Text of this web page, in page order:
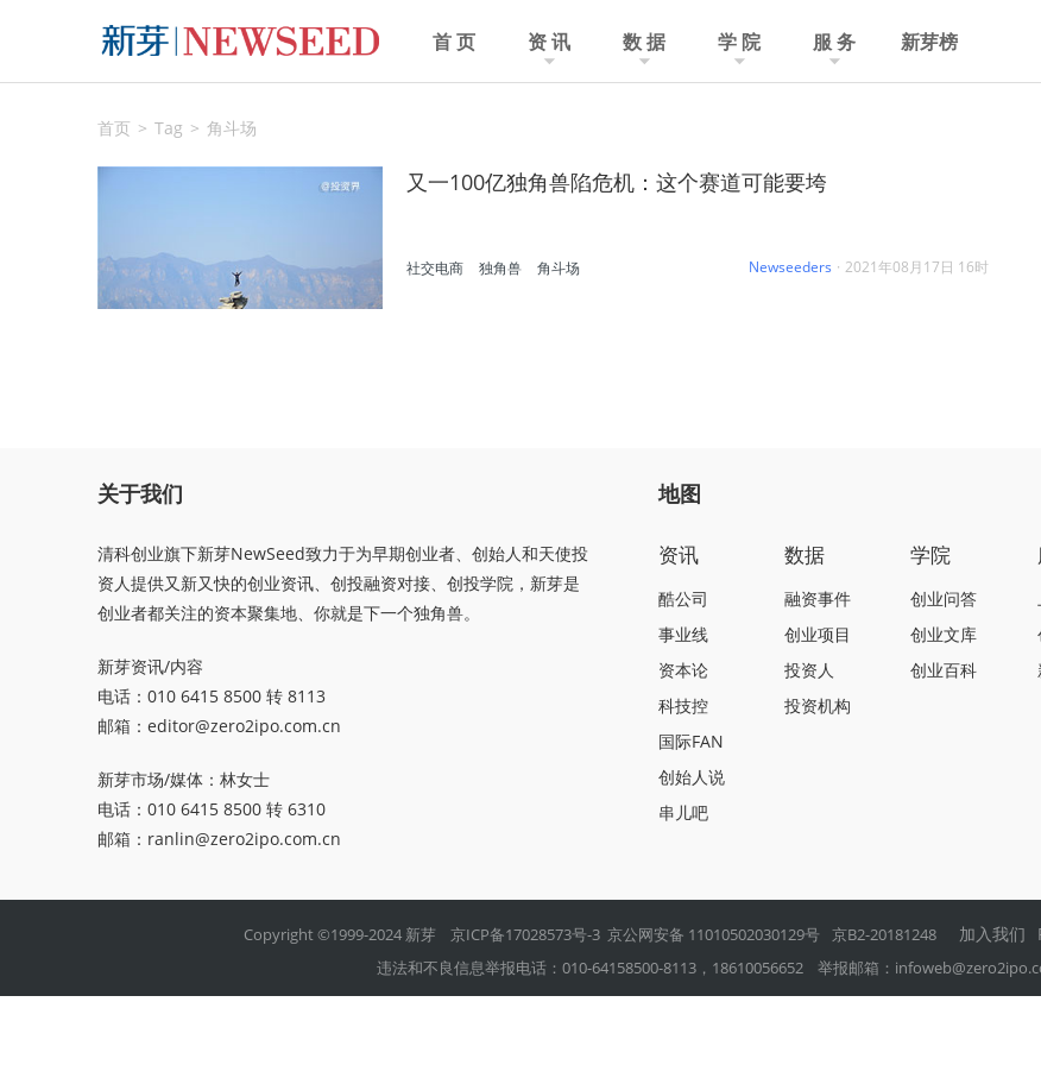
首 页 资 讯 数 据 学 院 服 务 新芽榜
首页 Tag 角斗场
又一100亿独角兽陷危机：这个赛道可能要垮
Newseeders · 2021年08月17日 16时
社交电商 独角兽 角斗场
关于我们
清科创业旗下新芽NewSeed致力于为早期创业者、创始人和天使投
资人提供又新又快的创业资讯、创投融资对接、创投学院，新芽是
创业者都关注的资本聚集地、你就是下一个独角兽。
新芽资讯/内容
电话：010 6415 8500 转 8113
邮箱： editor@zero2ipo.com.cn
新芽市场/媒体：林女士
电话：010 6415 8500 转 6310
邮箱： ranlin@zero2ipo.com.cn
地图
资讯
酷公司
事业线
资本论
科技控
国际FAN
创始人说
串儿吧
数据
融资事件
创业项目
投资人
投资机构
学院
创业问答
创业文库
创业百科
Copyright ©1999-2024 新芽 京ICP备17028573号-3 京公网安备 11010502030129号 京B2-20181248 加入我们
违法和不良信息举报电话：010-64158500-8113，18610056652 举报邮箱：